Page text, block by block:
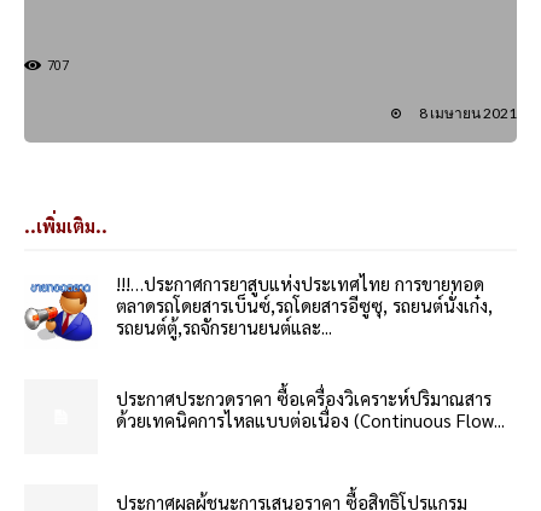
707
8 เมษายน 2021
..เพิ่มเติม..
!!!…ประกาศการยาสูบแห่งประเทศไทย การขายทอด
ตลาดรถโดยสารเบ็นซ์,รถโดยสารอีซูซุ, รถยนต์นั่งเก๋ง,
รถยนต์ตู้,รถจักรยานยนต์และ...
ประกาศประกวดราคา ซื้อเครื่องวิเคราะห์ปริมาณสาร
ด้วยเทคนิคการไหลแบบต่อเนื่อง (Continuous Flow...
ประกาศผลผู้ชนะการเสนอราคา ซื้อสิทธิโปรแกรม